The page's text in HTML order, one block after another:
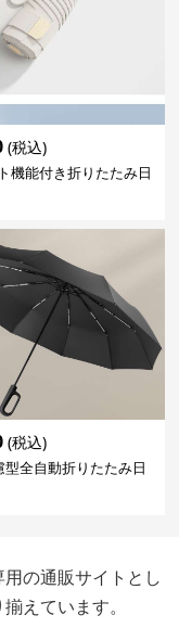
(税込)
機能付き折りたたみ日
(税込)
型全自動折りたたみ日
用の通販サイトとし
えています。